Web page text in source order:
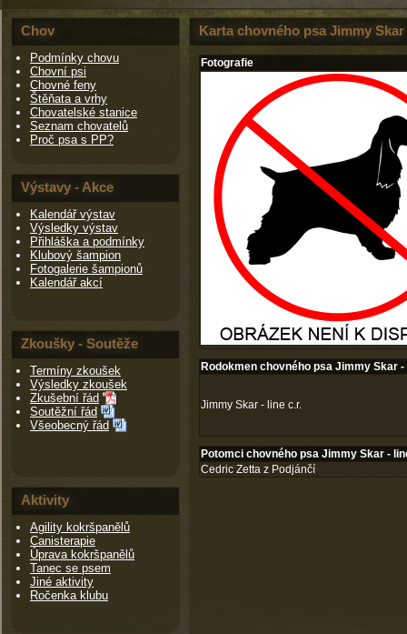
Chov
Podmínky chovu
Chovní psi
Chovné feny
Štěňata a vrhy
Chovatelské stanice
Seznam chovatelů
Proč psa s PP?
Výstavy - Akce
Kalendář výstav
Výsledky výstav
Přihláška a podmínky
Klubový šampion
Fotogalerie šampionů
Kalendář akcí
Zkoušky - Soutěže
Termíny zkoušek
Výsledky zkoušek
Zkušební řád
Soutěžní řád
Všeobecný řád
Aktivity
Agility kokršpanělů
Canisterapie
Úprava kokršpanělů
Tanec se psem
Jiné aktivity
Ročenka klubu
Karta chovného psa Jimmy
Fotografie
Rodokmen chovného psa Jimmy Skar -
Jimmy Skar - line c.r.
Potomci chovného psa Jimmy Skar -
Cedric Zetta z Podjánčí